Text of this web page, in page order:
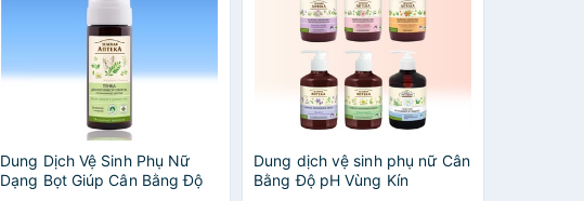
Dung Dịch Vệ Sinh Phụ Nữ
Dạng Bọt Giúp Cân Bằng Độ
Dung dịch vệ sinh phụ nữ Cân
Bằng Độ pH Vùng Kín